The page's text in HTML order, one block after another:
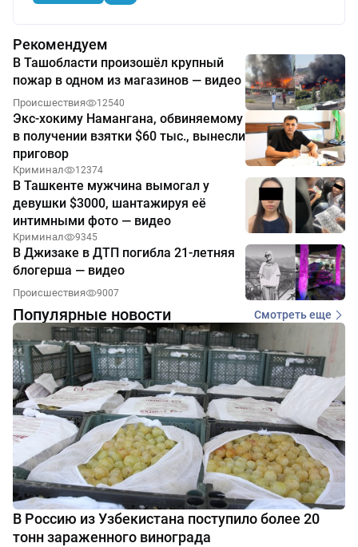
Рекомендуем
В Ташобласти произошёл крупный
пожар в одном из магазинов — видео
Происшествия 12540
Экс-хокиму Намангана, обвиняемому
в получении взятки $60 тыс., вынесли
приговор
Криминал 12374
В Ташкенте мужчина вымогал у
девушки $3000, шантажируя её
интимными фото — видео
Криминал 9345
В Джизаке в ДТП погибла 21-летняя
блогерша — видео
Происшествия 9007
Популярные новости Смотреть еще
В Россию из Узбекистана поступило более 20
тонн зараженного винограда